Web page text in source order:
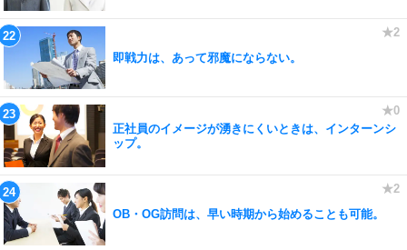
即戦力は、あって邪魔にならない。
正社員のイメージが湧きにくいときは、インターンシ
ップ。
OB・OG訪問は、早い時期から始めることも可能。